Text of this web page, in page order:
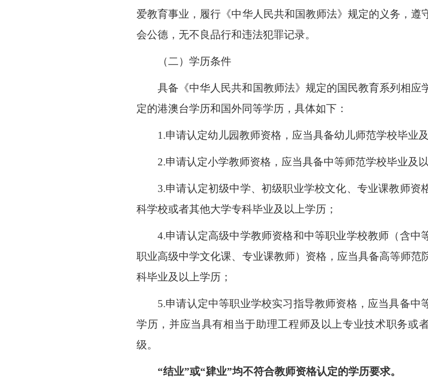
爱教育事业，履行《中华人民共和国教师法》规定的义务，遵
会公德，无不良品行和违法犯罪记录。
（二）学历条件
具备《中华人民共和国教师法》规定的国民教育系列相应
定的港澳台学历和国外同等学历，具体如下：
1.申请认定幼儿园教师资格，应当具备幼儿师范学校毕业
2.申请认定小学教师资格，应当具备中等师范学校毕业及
3.申请认定初级中学、初级职业学校文化、专业课教师资
科学校或者其他大学专科毕业及以上学历；
4.申请认定高级中学教师资格和中等职业学校教师（含中
职业高级中学文化课、专业课教师）资格，应当具备高等师范
科毕业及以上学历；
5.申请认定中等职业学校实习指导教师资格，应当具备中
学历，并应当具有相当于助理工程师及以上专业技术职务或
级。
“结业”或“肄业”均不符合教师资格认定的学历要求。